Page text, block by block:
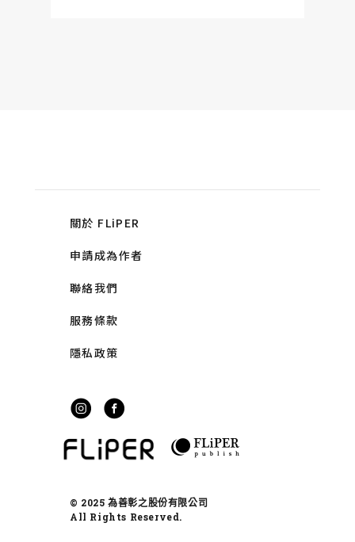
關於 FLiPER
申請成為作者
聯絡我們
服務條款
隱私政策
© 2025 為善彰之股份有限公司
All Rights Reserved.